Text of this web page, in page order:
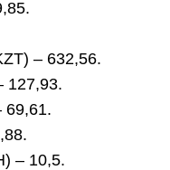
– 632,56.
127,93.
69,61.
– 10,5.